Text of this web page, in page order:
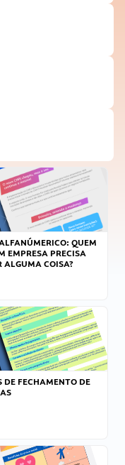
QUEM
EMPRESA PRECISA
ALGUMA COISA?
DE FECHAMENTO DE